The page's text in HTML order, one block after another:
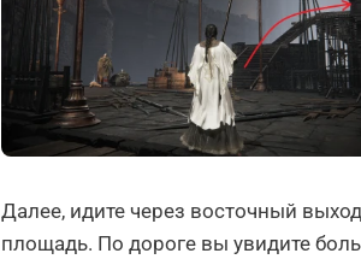
Далее, идите через восточный
площадь. По дороге вы увидите